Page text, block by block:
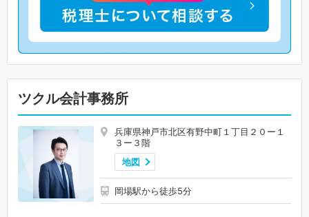
ツクル会計事務所
兵庫県神戸市北区有野中町１丁目２０ー１
３ー３階
地図
岡場駅から徒歩5分